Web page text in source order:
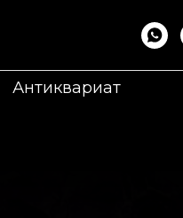
Антиквариат